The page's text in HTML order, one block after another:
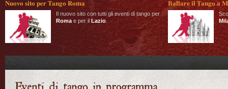
Nuovo sito per Tango Roma
Il nuovo sito con tutti gli eventi di tango per
Roma e per il Lazio
Ballare il Tango a